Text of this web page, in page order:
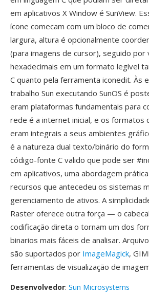
em aplicativos X Window é SunView.
ícone comecam com um bloco de
largura, altura é opcionalmente
(para imagens de cursor), seguido por
hexadecimais em um formato legível
C quanto pela ferramenta iconedit. Às
trabalho Sun executando SunOS é
eram plataformas fundamentais para
rede é a internet inicial, e os formatos
eram integrais a seus ambientes
é a natureza dual texto/binário do
código-fonte C valido que pode ser
em aplicativos, uma abordagem
recursos que antecedeu os sistemas
gerenciamento de ativos. A
Raster oferece outra força — o
codificação direta o tornam um dos
binarios mais fáceis de analisar.
são suportados por ImageMagick,
ferramentas de visualização de
Desenvolvedor: Sun Microsystems